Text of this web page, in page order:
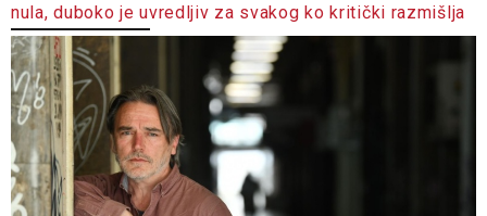
nula, duboko je uvredljiv za svakog ko kritički razmišlja